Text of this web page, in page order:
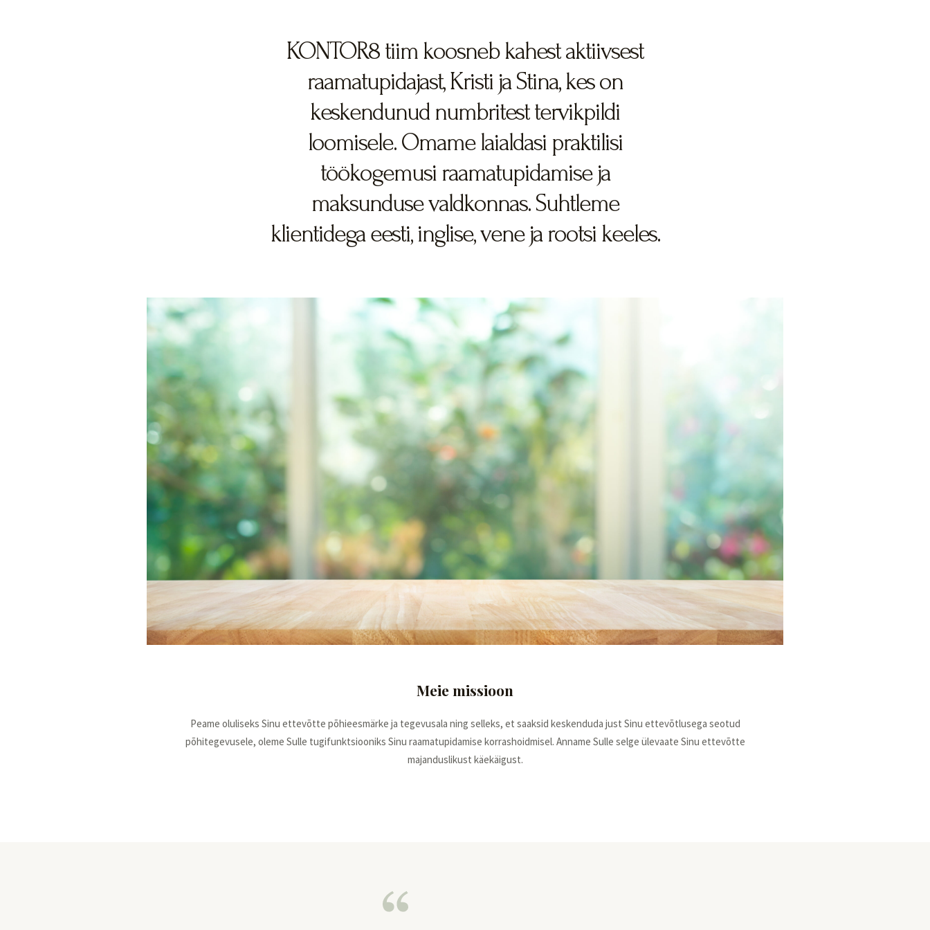
KONTOR8 tiim koosneb kahest aktiivsest
raamatupidajast, Kristi ja Stina, kes on
keskendunud numbritest tervikpildi
loomisele. Omame laialdasi praktilisi
töökogemusi raamatupidamise ja
maksunduse valdkonnas. Suhtleme
klientidega eesti, inglise, vene ja rootsi keeles.
Meie missioon
Peame oluliseks Sinu ettevõtte põhieesmärke ja tegevusala ning selleks, et saaksid keskenduda just Sinu ettevõtlusega seotud
põhitegevusele, oleme Sulle tugifunktsiooniks Sinu raamatupidamise korrashoidmisel. Anname Sulle selge ülevaate Sinu ettevõtte
majanduslikust käekäigust.